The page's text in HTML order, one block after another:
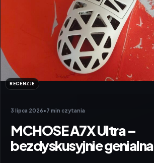
RECENZJE
3 lipca 2026•7 min czytania
MCHOSE A7X Ultra –
bezdyskusyjnie genialna